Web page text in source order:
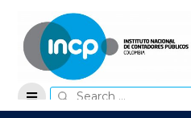
Search
for: